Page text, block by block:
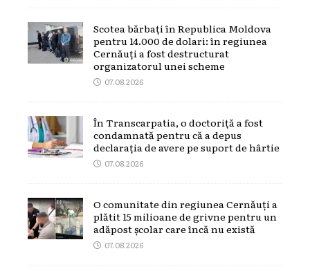
Scotea bărbați în Republica Moldova
pentru 14.000 de dolari: în regiunea
Cernăuți a fost destructurat
organizatorul unei scheme
07.08.2026
În Transcarpatia, o doctoriță a fost
condamnată pentru că a depus
declarația de avere pe suport de hârtie
07.08.2026
O comunitate din regiunea Cernăuți a
plătit 15 milioane de grivne pentru un
adăpost școlar care încă nu există
07.08.2026